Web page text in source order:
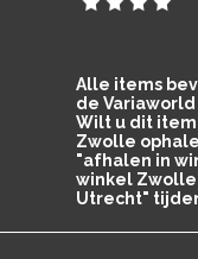
Alle items
de
Wilt u dit
Zwolle
"afhalen in
winkel
Utrecht"